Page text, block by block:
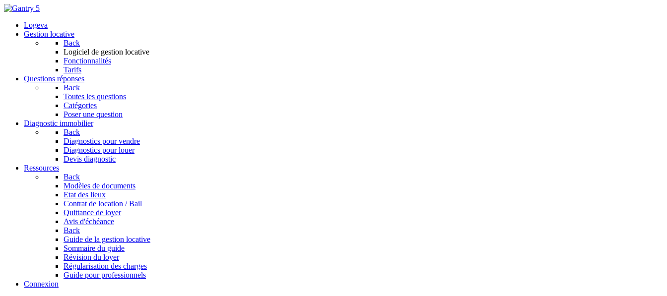
Logeva
Gestion locative
Back
Logiciel de gestion locative
Fonctionnalités
Tarifs
Questions réponses
Back
Toutes les questions
Catégories
Poser une question
Diagnostic immobilier
Back
Diagnostics pour vendre
Diagnostics pour louer
Devis diagnostic
Ressources
Back
Modèles de documents
Etat des lieux
Contrat de location / Bail
Quittance de loyer
Avis d'échéance
Back
Guide de la gestion locative
Sommaire du guide
Révision du loyer
Régularisation des charges
Guide pour professionnels
Connexion